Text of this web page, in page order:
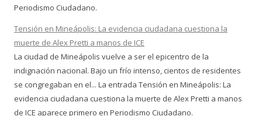
Periodismo Ciudadano.
Tensión en Mineápolis: La evidencia ciudadana cuestiona la
muerte de Alex Pretti a manos de ICE
La ciudad de Mineápolis vuelve a ser el epicentro de la
indignación nacional. Bajo un frío intenso, cientos de residentes
se congregaban en el... La entrada Tensión en Mineápolis: La
evidencia ciudadana cuestiona la muerte de Alex Pretti a manos
de ICE aparece primero en Periodismo Ciudadano.